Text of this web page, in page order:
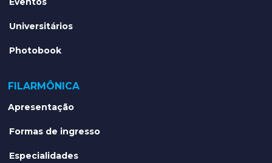
Universitários
Photobook
FILARMÔNICA
Apresentação
Formas de ingresso
Especialidades